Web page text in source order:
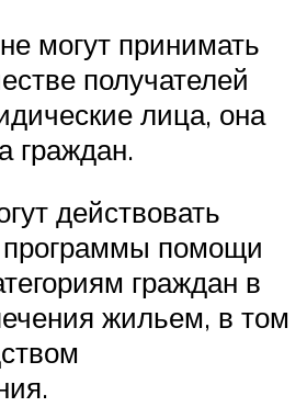
могут принимать
получателей
лица, она
граждан.
действовать
программы помощи
граждан в
жильем, в том